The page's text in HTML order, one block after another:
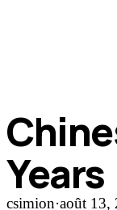
Years
csimion·août 13,